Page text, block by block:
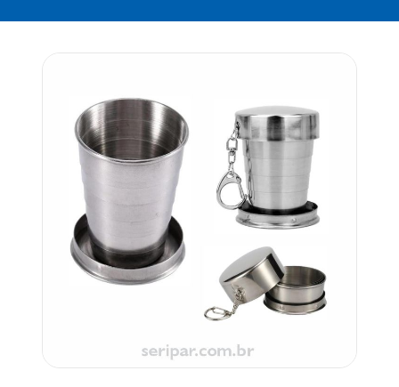
CATEGORIA
Brindes para
ViagemCódigo: CA 333sf
Carrinho
Orçar